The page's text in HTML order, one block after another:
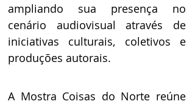
ampliando sua presença no
cenário audiovisual através de
iniciativas culturais, coletivos e
produções autorais.
A Mostra Coisas do Norte reúne